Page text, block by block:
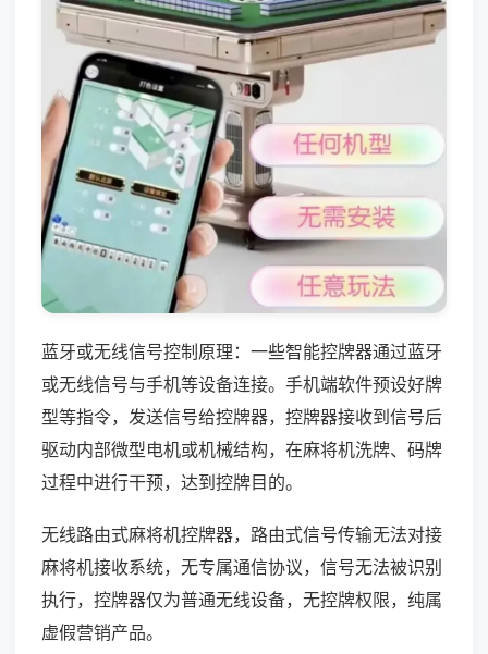
蓝牙或无线信号控制原理：一些智能控牌器通过蓝牙
或无线信号与手机等设备连接。手机端软件预设好牌
型等指令，发送信号给控牌器，控牌器接收到信号后
驱动内部微型电机或机械结构，在麻将机洗牌、码牌
过程中进行干预，达到控牌目的。
无线路由式麻将机控牌器，路由式信号传输无法对接
麻将机接收系统，无专属通信协议，信号无法被识别
执行，控牌器仅为普通无线设备，无控牌权限，纯属
虚假营销产品。